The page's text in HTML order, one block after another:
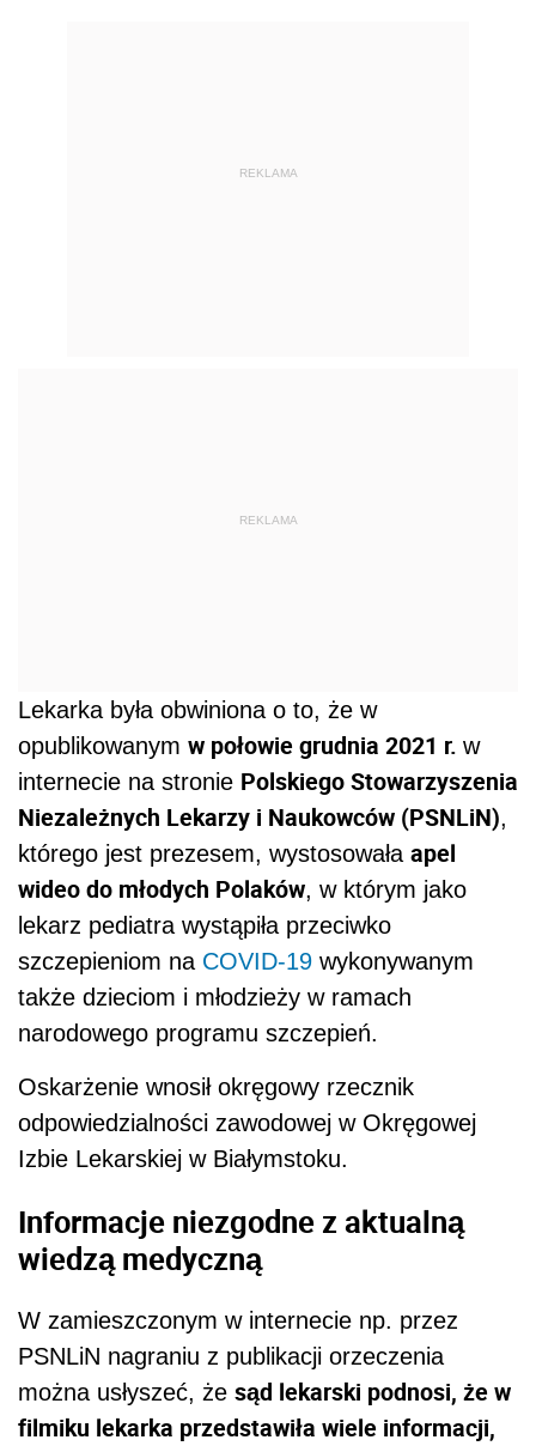
REKLAMA
REKLAMA
Lekarka była obwiniona o to, że w
opublikowanym w połowie grudnia 2021 r. w
internecie na stronie Polskiego Stowarzyszenia
Niezależnych Lekarzy i Naukowców (PSNLiN),
którego jest prezesem, wystosowała apel
wideo do młodych Polaków, w którym jako
lekarz pediatra wystąpiła przeciwko
szczepieniom na COVID-19 wykonywanym
także dzieciom i młodzieży w ramach
narodowego programu szczepień.
Oskarżenie wnosił okręgowy rzecznik
odpowiedzialności zawodowej w Okręgowej
Izbie Lekarskiej w Białymstoku.
Informacje niezgodne z aktualną
wiedzą medyczną
W zamieszczonym w internecie np. przez
PSNLiN nagraniu z publikacji orzeczenia
można usłyszeć, że sąd lekarski podnosi, że w
filmiku lekarka przedstawiła wiele informacji,